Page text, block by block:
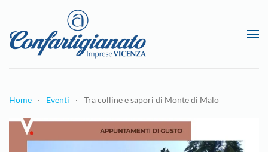
Passa al contenuto principale
Home Eventi Tra colline e sapori di Monte di Malo